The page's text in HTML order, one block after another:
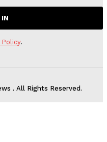
IN
Policy.
. All Rights Reserved.